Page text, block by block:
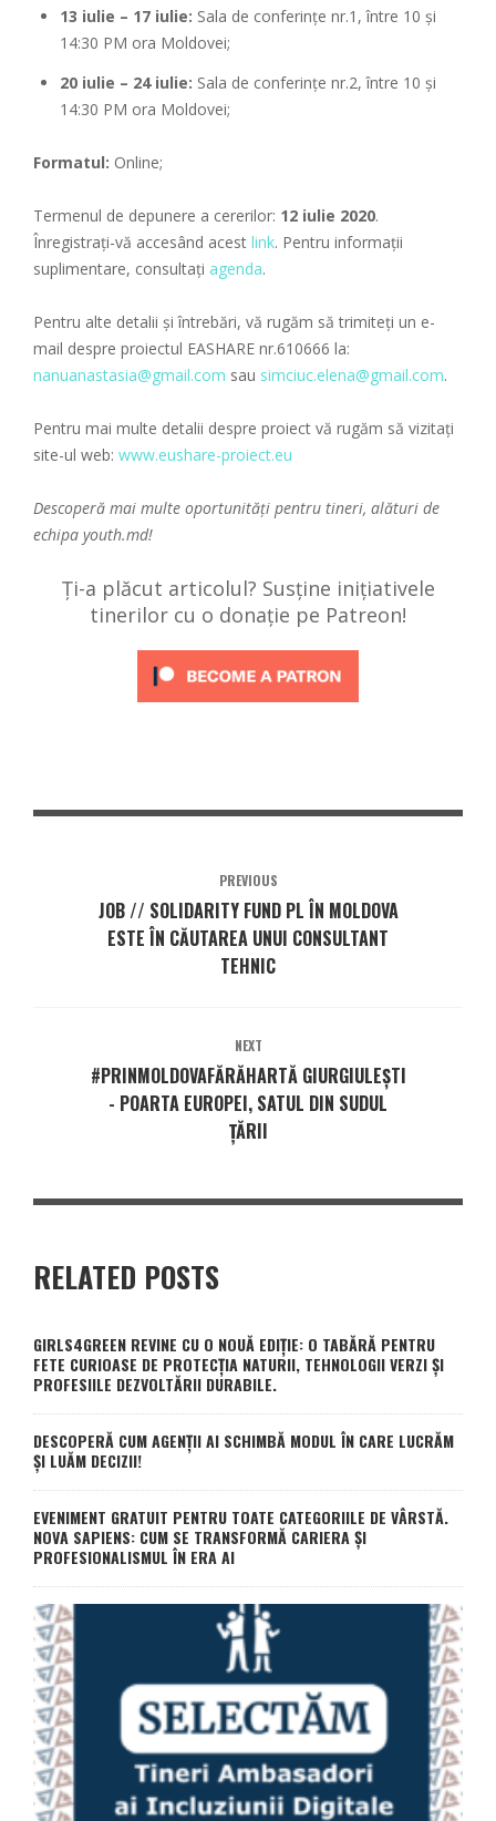
13 iulie – 17 iulie: Sala de conferințe nr.1, între 10 și
14:30 PM ora Moldovei;
20 iulie – 24 iulie: Sala de conferințe nr.2, între 10 și
14:30 PM ora Moldovei;
Formatul: Online;
Termenul de depunere a cererilor: 12 iulie 2020.
Înregistrați-vă accesând acest link. Pentru informații
suplimentare, consultați agenda.
Pentru alte detalii și întrebări, vă rugăm să trimiteți un e-
mail despre proiectul EASHARE nr.610666 la:
nanuanastasia@gmail.com sau simciuc.elena@gmail.com.
Pentru mai multe detalii despre proiect vă rugăm să vizitați
site-ul web: www.eushare-proiect.eu
Descoperă mai multe oportunități pentru tineri, alături de
echipa youth.md!
Ți-a plăcut articolul? Susține inițiativele
tinerilor cu o donație pe Patreon!
PREVIOUS
JOB // SOLIDARITY FUND PL ÎN MOLDOVA
ESTE ÎN CĂUTAREA UNUI CONSULTANT
TEHNIC
NEXT
#PRINMOLDOVAFĂRĂHARTĂ GIURGIULEȘTI
- POARTA EUROPEI, SATUL DIN SUDUL
ȚĂRII
RELATED POSTS
GIRLS4GREEN REVINE CU O NOUĂ EDIȚIE: O TABĂRĂ PENTRU
FETE CURIOASE DE PROTECȚIA NATURII, TEHNOLOGII VERZI ȘI
PROFESIILE DEZVOLTĂRII DURABILE.
DESCOPERĂ CUM AGENȚII AI SCHIMBĂ MODUL ÎN CARE LUCRĂM
ȘI LUĂM DECIZII!
EVENIMENT GRATUIT PENTRU TOATE CATEGORIILE DE VÂRSTĂ.
NOVA SAPIENS: CUM SE TRANSFORMĂ CARIERA ȘI
PROFESIONALISMUL ÎN ERA AI